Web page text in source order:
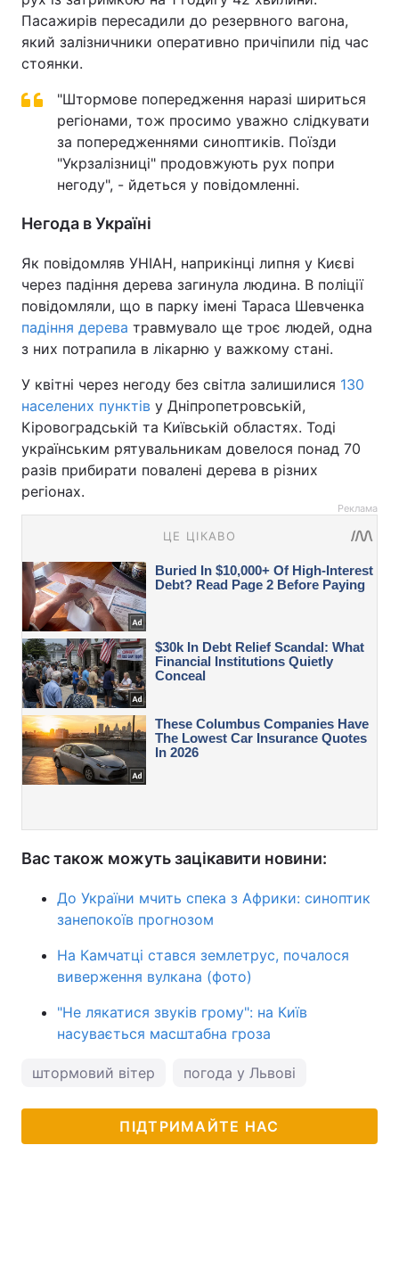
Пасажирів пересадили до резервного вагона,
який залізничники оперативно причіпили під час
стоянки.
"Штормове попередження наразі шириться
регіонами, тож просимо уважно слідкувати
за попередженнями синоптиків. Поїзди
"Укрзалізниці" продовжують рух попри
негоду", - йдеться у повідомленні.
Негода в Україні
Як повідомляв УНІАН, наприкінці липня у Києві
через падіння дерева загинула людина. В поліції
повідомляли, що в парку імені Тараса Шевченка
падіння дерева травмувало ще троє людей, одна
з них потрапила в лікарню у важкому стані.
У квітні через негоду без світла залишилися 130
населених пунктів у Дніпропетровській,
Кіровоградській та Київській областях. Тоді
українським рятувальникам довелося понад 70
разів прибирати повалені дерева в різних
регіонах.
Реклама
Вас також можуть зацікавити новини:
До України мчить спека з Африки: синоптик
занепокоїв прогнозом
На Камчатці стався землетрус, почалося
виверження вулкана (фото)
"Не лякатися звуків грому": на Київ
насувається масштабна гроза
штормовий вітер погода у Львові
ПІДТРИМАЙТЕ НАС